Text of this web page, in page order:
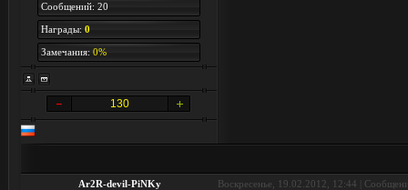
Сообщений: 20
Награды: 0
Замечания: 0%
130
Ar2R-devil-PiNKy Воскресенье, 19.02.2012, 12:44 |